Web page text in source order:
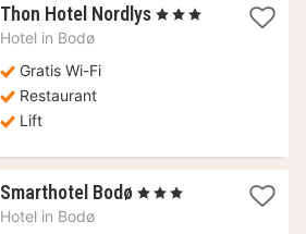
Thon Hotel Nordlys 1
, 3 Sterren
Hotel in Bodø
Gratis Wi-Fi
Restaurant
Lift
Smarthotel Bodø 1
, 3 Sterren
Hotel in Bodø